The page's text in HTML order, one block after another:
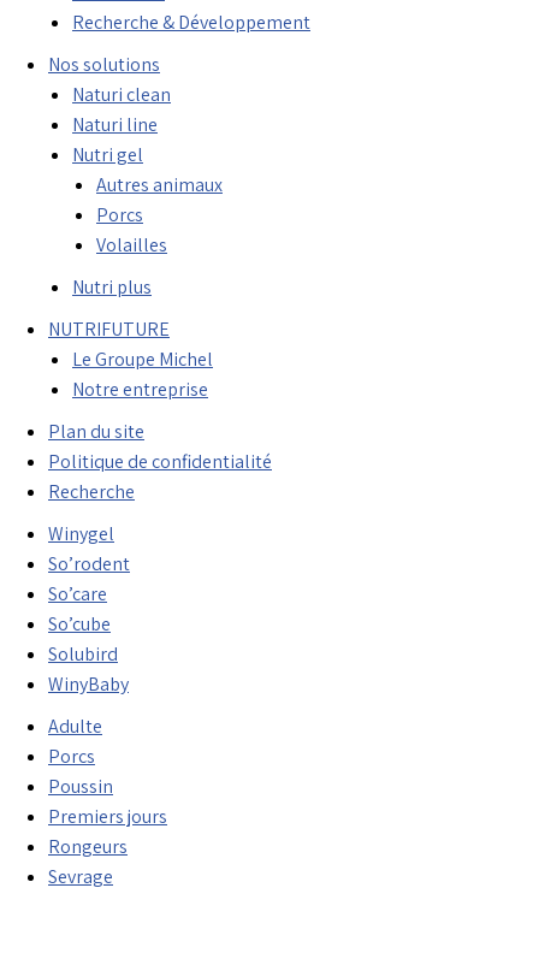
Recherche & Développement
Nos solutions
Naturi clean
Naturi line
Nutri gel
Autres animaux
Porcs
Volailles
Nutri plus
NUTRIFUTURE
Le Groupe Michel
Notre entreprise
Plan du site
Politique de confidentialité
Recherche
Winygel
So’rodent
So’care
So’cube
Solubird
WinyBaby
Adulte
Porcs
Poussin
Premiers jours
Rongeurs
Sevrage